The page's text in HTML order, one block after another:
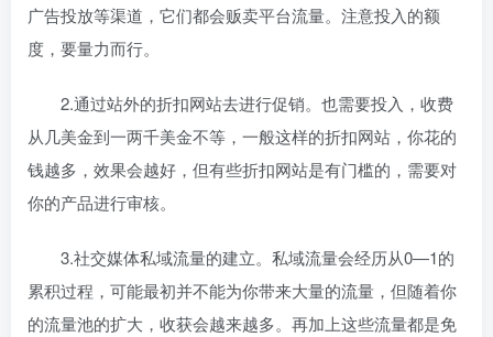
广告投放等渠道，它们都会贩卖平台流量。注意投入的额
度，要量力而行。
2.通过站外的折扣网站去进行促销。也需要投入，收费
从几美金到一两千美金不等，一般这样的折扣网站，你花的
钱越多，效果会越好，但有些折扣网站是有门槛的，需要对
你的产品进行审核。
3.社交媒体私域流量的建立。私域流量会经历从0—1的
累积过程，可能最初并不能为你带来大量的流量，但随着你
的流量池的扩大，收获会越来越多。再加上这些流量都是免